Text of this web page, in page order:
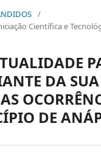
/
Científica e
DA
DE